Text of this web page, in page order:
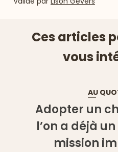
Ces articles
vous
AU
Adopter un
l’on a déjà
mission